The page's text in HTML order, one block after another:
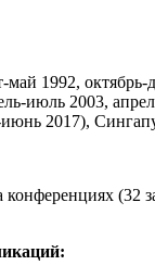
1992,
июль 2003,
2017),
(32